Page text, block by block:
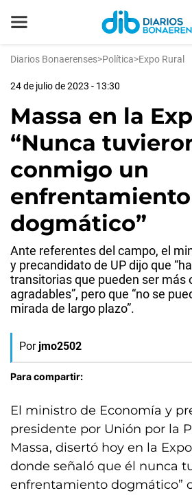
Diarios Bonaerenses>Política>Expo Rural
24 de julio de 2023 - 13:30
Massa en la
“Nunca
conmigo un
enfrentamiento
dogmático”
Ante referentes del campo, el
y precandidato de UP dijo que
transitorias que pueden ser más
agradables”, pero que “no se
mirada de largo plazo”.
Por jmo2502
Para compartir:
El ministro de Economía y
presidente por Unión por la
Massa, disertó hoy en la
donde señaló que él nunca
enfrentamiento dogmático”